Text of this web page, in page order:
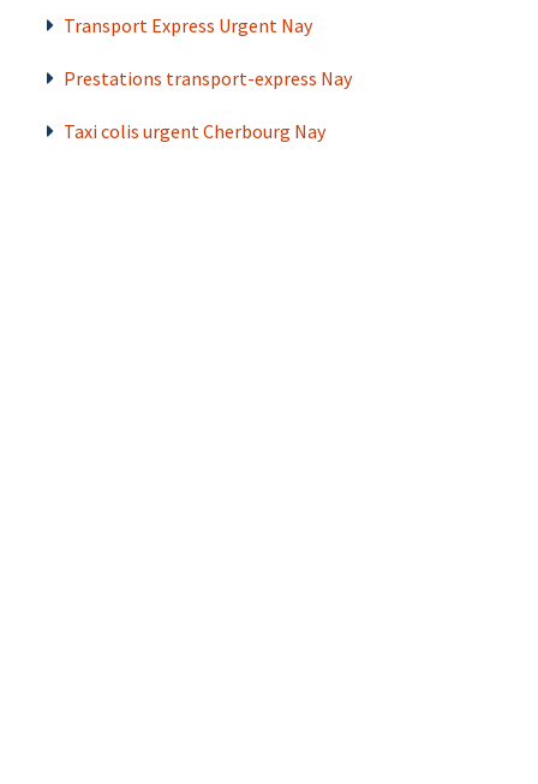
Transport Express Urgent Nay
Prestations transport-express Nay
Taxi colis urgent Cherbourg Nay